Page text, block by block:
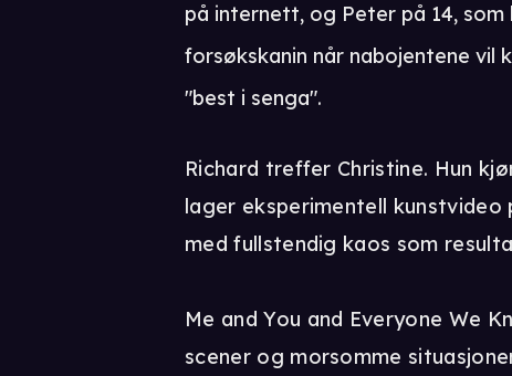
på internett, og Peter på 14,
forsøkskanin når nabojentene vil
"best i senga".
Richard treffer Christine. Hun
lager eksperimentell
med fullstendig kaos som
Me and You and Everyone We
scener og morsomme